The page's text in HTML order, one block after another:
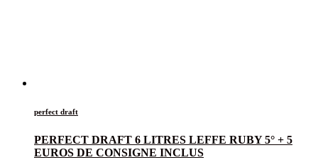
perfect draft
PERFECT DRAFT 6 LITRES LEFFE RUBY 5° + 5
EUROS DE CONSIGNE INCLUS